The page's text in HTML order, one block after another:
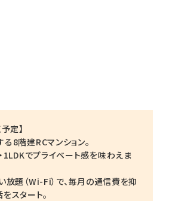
定】
8階建RCマンション。
1LDKでプライベート感を味わえま
放題（Wi-Fi）で、毎月の通信費を抑
スタート。